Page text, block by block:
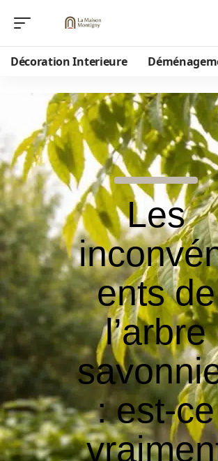
Décoration Interieure
Les
ents de
l’arbre
: est-ce